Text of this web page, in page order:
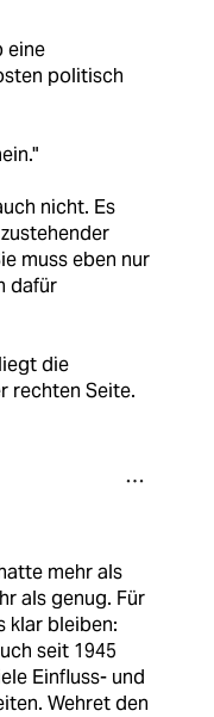
eine
politisch
nicht. Es
muss eben nur
dafür
die
rechten Seite.
mehr als
als genug. Für
klar bleiben:
seit 1945
Einfluss- und
Wehret den